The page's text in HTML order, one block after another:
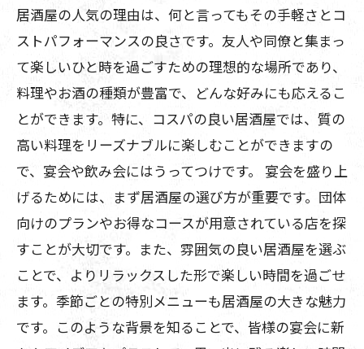
居酒屋の人気の理由は、何と言ってもその手軽さとコ
ストパフォーマンスの良さです。友人や同僚と集まっ
て楽しいひと時を過ごすための理想的な場所であり、
料理やお酒の種類が豊富で、どんな好みにも応えるこ
とができます。特に、コスパの良い居酒屋では、質の
高い料理をリーズナブルに楽しむことができますの
で、宴会や飲み会にはうってつけです。 宴会を盛り上
げるためには、まず居酒屋の選び方が重要です。団体
向けのプランやお得なコースが用意されている店を探
すことが大切です。また、雰囲気の良い居酒屋を選ぶ
ことで、よりリラックスした形で楽しい時間を過ごせ
ます。季節ごとの特別メニューも居酒屋の大きな魅力
です。このような背景を知ることで、皆様の宴会に新